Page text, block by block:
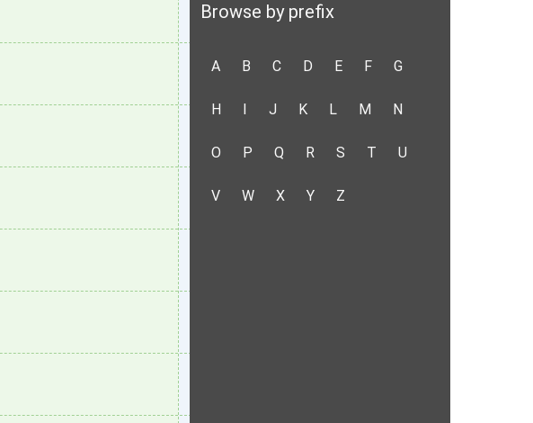
Browse by prefix
A B C D E F G
H I J K L M N
O P Q R S T U
V W X Y Z